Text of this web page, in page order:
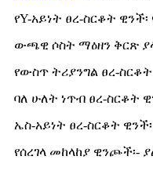
የY-አይነት ፀረ-ስርቆት
ውጫዊ ሶስት ማዕዘን ቅርጽ
የውስጥ ትሪያንግል ፀረ-
ባለ ሁለት ነጥብ ፀረ-ስርቆት
ኤስ-አይነት ፀረ-ስርቆት
የሰረገላ መከላከያ